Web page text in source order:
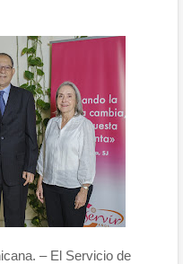
– El Servicio de